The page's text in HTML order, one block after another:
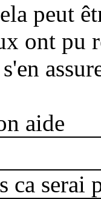
peut
ont pu
aide
ca serai